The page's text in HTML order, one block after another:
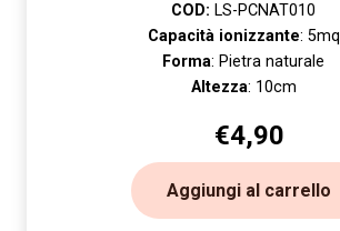
COD: LS-PCNAT010
Capacità ionizzante: 5mq
Forma: Pietra naturale
Altezza: 10cm
€4,90
Aggiungi al carrello